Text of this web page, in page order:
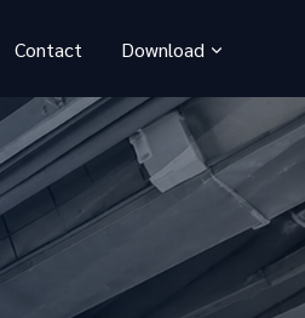
Contact Download